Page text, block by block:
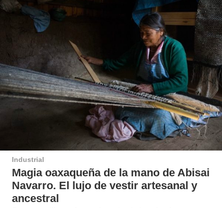
Industrial
Magia oaxaqueña de la mano de Abisai
Navarro. El lujo de vestir artesanal y
ancestral